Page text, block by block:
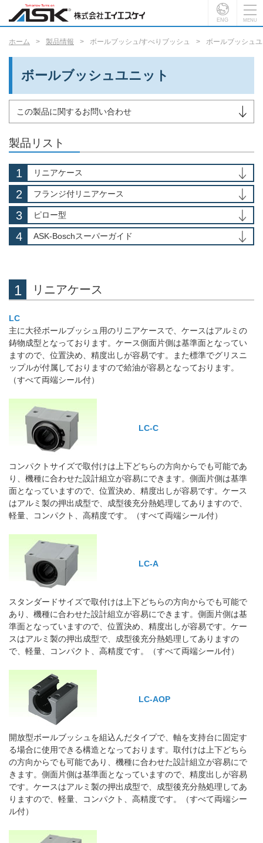
ENG
ホーム 製品情報 ボールブッシュ/すべりブッシュ ボールブッシュ
ボールブッシュユニット
この製品に関するお問い合わせ
製品リスト
リニアケース
フランジ付リニアケース
ピロー型
ASK-Boschスーパーガイド
リニアケース
LC
主に大径ボールブッシュ用のリニアケースで、ケースはアルミの
鋳物成型となっております。ケース側面片側は基準面となってい
ますので、位置決め、精度出しが容易です。また標準でグリスニ
ップルが付属しておりますので給油が容易となっております。
（すべて両端シール付）
LC-C
コンパクトサイズで取付けは上下どちらの方向からでも可能であ
り、機種に合わせた設計組立が容易にできます。側面片側は基準
面となっていますので、位置決め、精度出しが容易です。ケース
はアルミ製の押出成型で、成型後充分熱処理してありますので、
軽量、コンパクト、高精度です。（すべて両端シール付）
LC-A
スタンダードサイズで取付けは上下どちらの方向からでも可能で
あり、機種に合わせた設計組立が容易にできます。側面片側は基
準面となっていますので、位置決め、精度出しが容易です。ケー
スはアルミ製の押出成型で、成型後充分熱処理してありますの
で、軽量、コンパクト、高精度です。（すべて両端シール付）
LC-AOP
開放型ボールブッシュを組込んだタイプで、軸を支持台に固定す
る場合に使用できる構造となっております。取付けは上下どちら
の方向からでも可能であり、機種に合わせた設計組立が容易にで
きます。側面片側は基準面となっていますので、精度出しが容易
です。ケースはアルミ製の押出成型で、成型後充分熱処理してあ
りますので、軽量、コンパクト、高精度です。（すべて両端シー
ル付）